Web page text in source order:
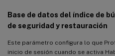
Base de datos del índice de
de seguridad y restauración
Este parámetro configura lo que
inicio de sesión cuando se activa